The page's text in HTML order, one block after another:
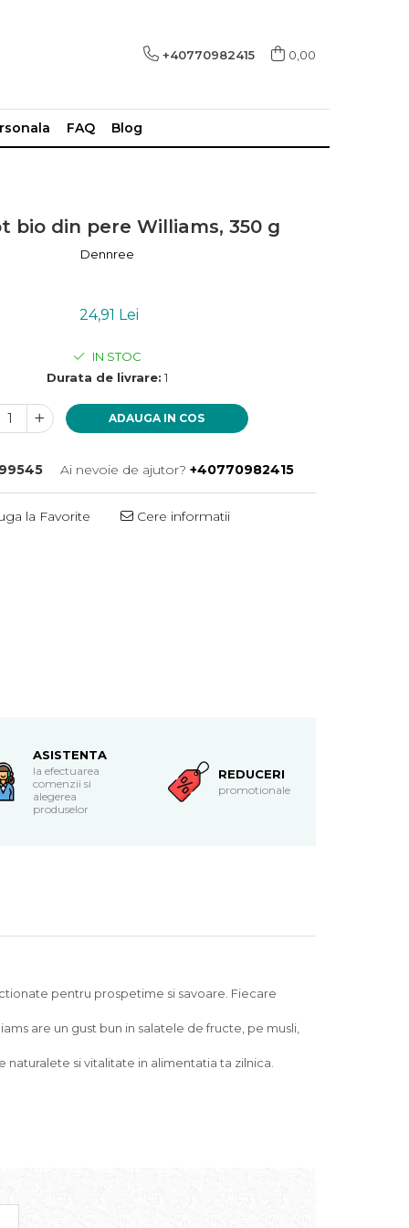
+40770982415 0,00
FAQ Blog
bio din pere Williams, 350 g
Dennree
24,91 Lei
IN STOC
Durata de livrare: 1
ADAUGA IN COS
Ai nevoie de ajutor? +40770982415
la Favorite Cere informatii
ASISTENTA
la efectuarea
comenzii si
alegerea
produselor
REDUCERI
promotionale
pentru prospetime si savoare. Fiecare
are un gust bun in salatele de fructe, pe musli,
si vitalitate in alimentatia ta zilnica.